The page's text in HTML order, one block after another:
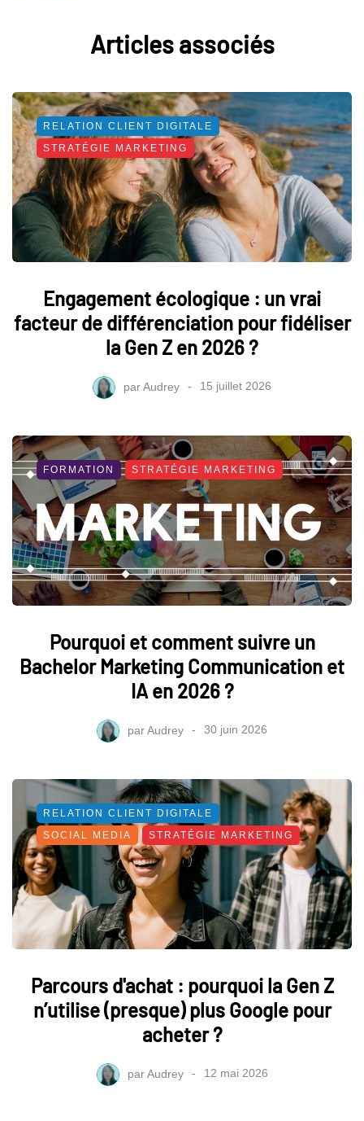
Articles associés
RELATION CLIENT DIGITALE
STRATÉGIE MARKETING
Engagement écologique : un vrai
facteur de différenciation pour fidéliser
la Gen Z en 2026 ?
parAudrey 15 juillet 2026
FORMATION STRATÉGIE MARKETING
Pourquoi et comment suivre un
Bachelor Marketing Communication et
IA en 2026 ?
parAudrey 30 juin 2026
RELATION CLIENT DIGITALE
SOCIAL MEDIA
STRATÉGIE MARKETING
Parcours d'achat : pourquoi la Gen Z
n’utilise (presque) plus Google pour
acheter ?
parAudrey 12 mai 2026